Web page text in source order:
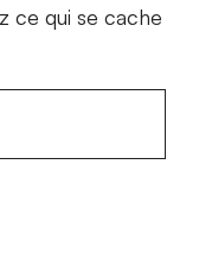
ce qui se cache